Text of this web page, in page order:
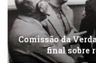
Comissão da
final sobre